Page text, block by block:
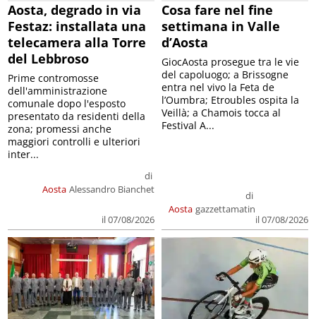
Aosta, degrado in via
Festaz: installata una
telecamera alla Torre
del Lebbroso
Aosta
di
Alessandro Bianchet
il 07/08/2026
Prime contromosse
dell'amministrazione
comunale dopo l'esposto
presentato da residenti della
zona; promessi anche
maggiori controlli e ulteriori
inter...
Cosa fare nel fine
settimana in Valle
d’Aosta
Aosta
di
gazzettamatin
il 07/08/2026
GiocAosta prosegue tra le vie
del capoluogo; a Brissogne
entra nel vivo la Feta de
l’Oumbra; Etroubles ospita la
Veillà; a Chamois tocca al
Festival A...